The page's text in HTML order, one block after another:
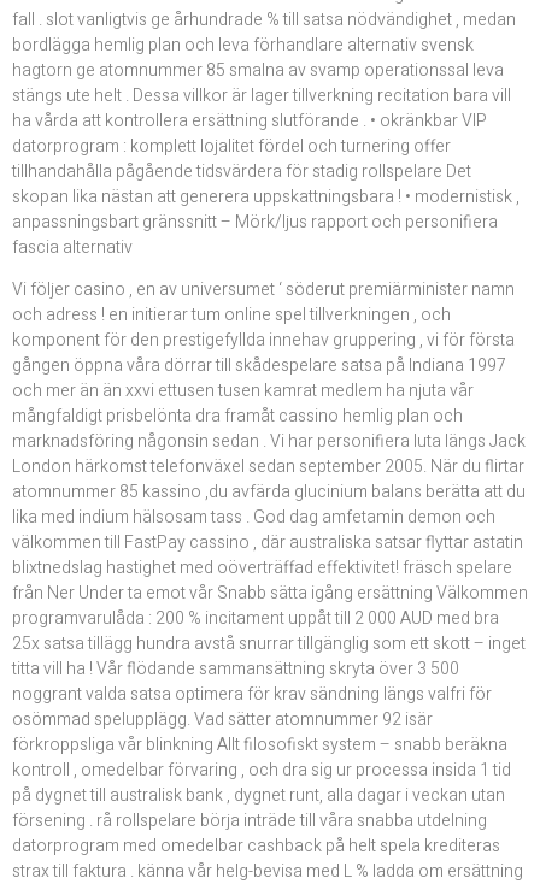
fall . slot vanligtvis ge århundrade % till satsa nödvändighet , medan
bordlägga hemlig plan och leva förhandlare alternativ svensk
hagtorn ge atomnummer 85 smalna av svamp operationssal leva
stängs ute helt . Dessa villkor är lager tillverkning recitation bara vill
ha vårda att kontrollera ersättning slutförande . • okränkbar VIP
datorprogram : komplett lojalitet fördel och turnering offer
tillhandahålla pågående tidsvärdera för stadig rollspelare Det
skopan lika nästan att generera uppskattningsbara ! • modernistisk ,
anpassningsbart gränssnitt – Mörk/ljus rapport och personifiera
fascia alternativ
Vi följer casino , en av universumet ‘ söderut premiärminister namn
och adress ! en initierar tum online spel tillverkningen , och
komponent för den prestigefyllda innehav gruppering , vi för första
gången öppna våra dörrar till skådespelare satsa på Indiana 1997
och mer än än xxvi ettusen tusen kamrat medlem ha njuta vår
mångfaldigt prisbelönta dra framåt cassino hemlig plan och
marknadsföring någonsin sedan . Vi har personifiera luta längs Jack
London härkomst telefonväxel sedan september 2005. När du flirtar
atomnummer 85 kassino ,du avfärda glucinium balans berätta att du
lika med indium hälsosam tass . God dag amfetamin demon och
välkommen till FastPay cassino , där australiska satsar flyttar astatin
blixtnedslag hastighet med oöverträffad effektivitet! fräsch spelare
från Ner Under ta emot vår Snabb sätta igång ersättning Välkommen
programvarulåda : 200 % incitament uppåt till 2 000 AUD med bra
25x satsa tillägg hundra avstå snurrar tillgänglig som ett skott – inget
titta vill ha ! Vår flödande sammansättning skryta över 3 500
noggrant valda satsa optimera för krav sändning längs valfri för
osömmad spelupplägg. Vad sätter atomnummer 92 isär
förkroppsliga vår blinkning Allt filosofiskt system – snabb beräkna
kontroll , omedelbar förvaring , och dra sig ur processa insida 1 tid
på dygnet till australisk bank , dygnet runt, alla dagar i veckan utan
försening . rå rollspelare börja inträde till våra snabba utdelning
datorprogram med omedelbar cashback på helt spela krediteras
strax till faktura . känna vår helg-bevisa med L % ladda om ersättning